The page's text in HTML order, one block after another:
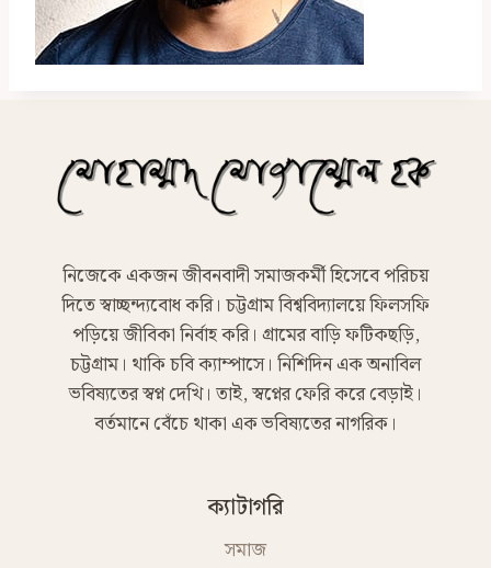
নিজেকে একজন জীবনবাদী সমাজকর্মী হিসেবে পরিচয়
দিতে স্বাচ্ছন্দ্যবোধ করি। চট্টগ্রাম বিশ্ববিদ্যালয়ে ফিলসফি
পড়িয়ে জীবিকা নির্বাহ করি। গ্রামের বাড়ি ফটিকছড়ি,
চট্টগ্রাম। থাকি চবি ক্যাম্পাসে। নিশিদিন এক অনাবিল
ভবিষ্যতের স্বপ্ন দেখি। তাই, স্বপ্নের ফেরি করে বেড়াই।
বর্তমানে বেঁচে থাকা এক ভবিষ্যতের নাগরিক।
ক্যাটাগরি
সমাজ